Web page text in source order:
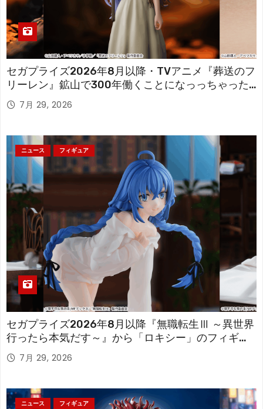
セガプライズ2026年8月以降・TVアニメ『葬送のフ
リーレン』鉱山で300年働くことになっっちゃった
「フリーレン」を立体化！
7月 29, 2026
ニュース フィギュア
セガプライズ2026年8月以降『無職転生Ⅲ ～異世界
行ったら本気だす～』から「ロキシー」のフィギュ
アが登場！
7月 29, 2026
ニュース フィギュア